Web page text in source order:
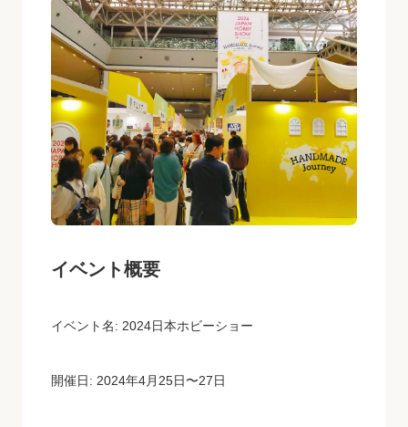
イベント概要
イベント名: 2024日本ホビーショー
開催日: 2024年4月25日〜27日